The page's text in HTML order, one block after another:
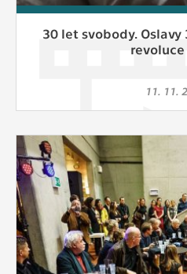
30 let svobody.
revoluce
11. 11.